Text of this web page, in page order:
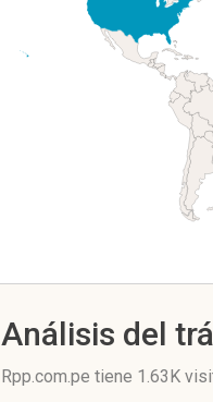
Análisis del
Rpp.com.pe tiene 1.63K